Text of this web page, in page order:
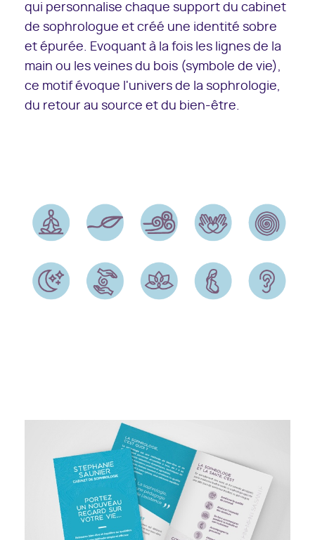
qui personnalise chaque support du cabinet
de sophrologue et créé une identité sobre
et épurée. Evoquant à la fois les lignes de la
main ou les veines du bois (symbole de vie),
ce motif évoque l'univers de la sophrologie,
du retour au source et du bien-être.